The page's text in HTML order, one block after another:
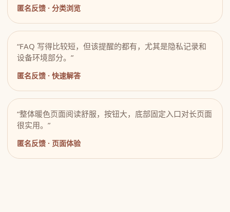
匿名反馈 · 分类浏览
“FAQ 写得比较短，但该提醒的都有，尤其是隐私记录和
设备环境部分。”
匿名反馈 · 快速解答
“整体暖色页面阅读舒服，按钮大，底部固定入口对长页面
很实用。”
匿名反馈 · 页面体验